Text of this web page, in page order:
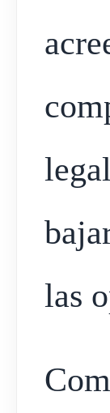
las